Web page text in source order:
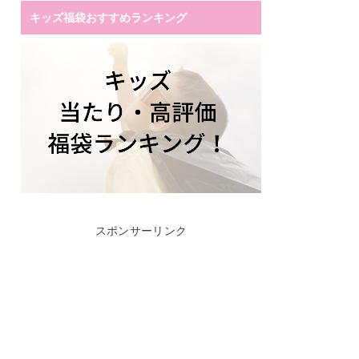
キッズ福袋おすすめランキング
スポンサーリンク